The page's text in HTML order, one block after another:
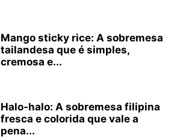
Mango sticky rice: A sobremesa
tailandesa que é simples,
cremosa e...
Halo-halo: A sobremesa filipina
fresca e colorida que vale a
pena...